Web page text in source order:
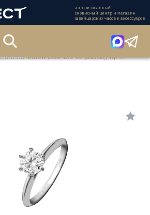
авторизованный
сервисный центр и магазин
швейцарских часов и аксессуаров
Каталог
(Au 585º Белый, разм. 18,1-Бр.(выращ.), Кр-57,